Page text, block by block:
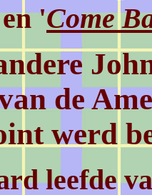
'Come
de
werd
leefde